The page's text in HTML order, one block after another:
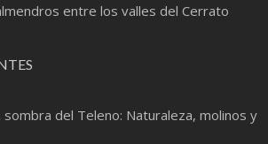
entre los valles del Cerrato
sombra del Teleno: Naturaleza, molinos y